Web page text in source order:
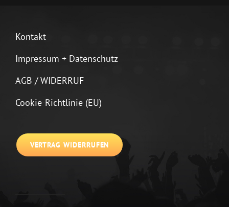
Kontakt
Impressum + Datenschutz
AGB / WIDERRUF
Cookie-Richtlinie (EU)
VERTRAG WIDERRUFEN